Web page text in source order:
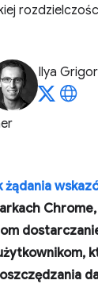
Ilya
żądania
Chrome,